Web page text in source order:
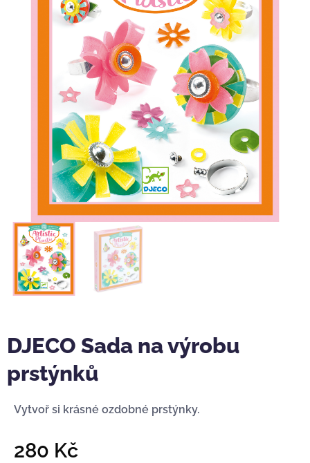
DJECO Sada na výrobu
prstýnků
Vytvoř si krásné ozdobné prstýnky.
280 Kč